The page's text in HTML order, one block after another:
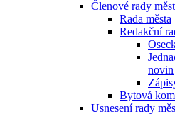
Členové rady
Rada města
Redakční
novin
Bytová
Usnesení rady